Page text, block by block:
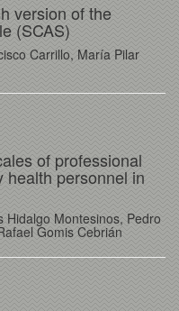
version of the
(SCAS)
Carrillo, María Pilar
of professional
health personnel in
Hidalgo Montesinos, Pedro
Gomis Cebrián